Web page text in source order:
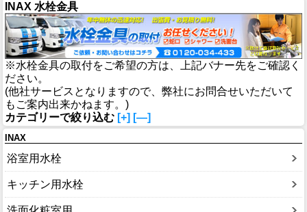
INAX 水栓金具
※水栓金具の取付をご希望の方は、上記バナー先をご確認く
ださい。
(他社サービスとなりますので、弊社にお問合せいただいて
もご案内出来かねます。)
カテゴリーで絞り込む [+] [—]
INAX
浴室用水栓
キッチン用水栓